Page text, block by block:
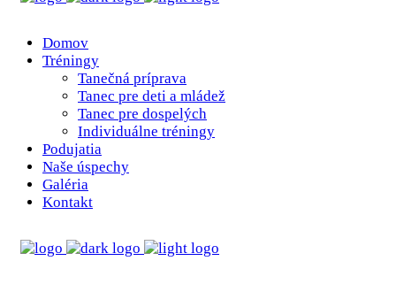
Domov
Tréningy
Tanečná príprava
Tanec pre deti a mládež
Tanec pre dospelých
Individuálne tréningy
Podujatia
Naše úspechy
Galéria
Kontakt